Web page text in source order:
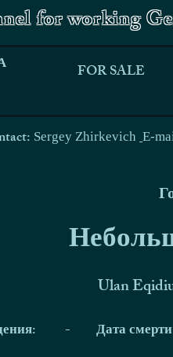
for working
FOR SALE
Sergey Zhirkevich E-
Ulan
-
Дата